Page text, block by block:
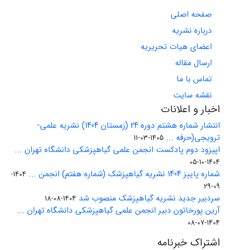
صفحه اصلی
درباره نشریه
اعضای هیات تحریریه
ارسال مقاله
تماس با ما
نقشه سایت
اخبار و اعلانات
انتشار شماره هشتم دوره 24 (زمستان 1404) نشریه علمی-
ترویجی(حرفه ... 1405-03-11
اپیزود دوم پادکست انجمن علمی گیاهپزشکی دانشگاه تهران ...
1404-10-05
شماره پاییز 1404 نشریه گیاهپزشک (شماره هفتم) انجمن ...
1404-
09-29
سردبیر جدید نشریه گیاهپزشک منصوب شد 1404-08-18
آرین پورخاتون دبیر انجمن علمی گیاهپزشکی دانشگاه تهران ...
1404-07-08
اشتراک خبرنامه